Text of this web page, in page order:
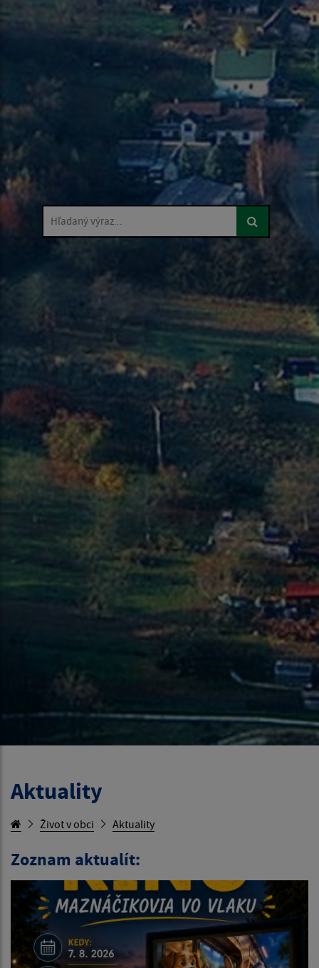
Hľadaný výraz...
Aktuality
Život v obci Aktuality
Zoznam aktualít: